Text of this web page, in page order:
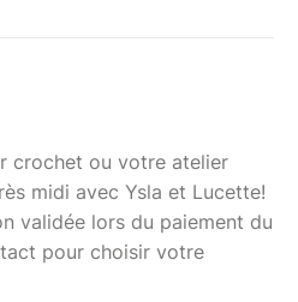
crochet ou votre atelier
midi avec Ysla et Lucette!
validée lors du paiement du
pour choisir votre